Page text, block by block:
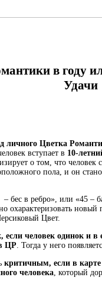
в году
Удачи
личного Цветка
вступает в 10-
о том, что человек
пола, и он
бес в ребро», или «45 –
охарактеризовать
Цвет.
если человек одинок и в
ЦР . Тогда у него
критичным, если в
человека , который